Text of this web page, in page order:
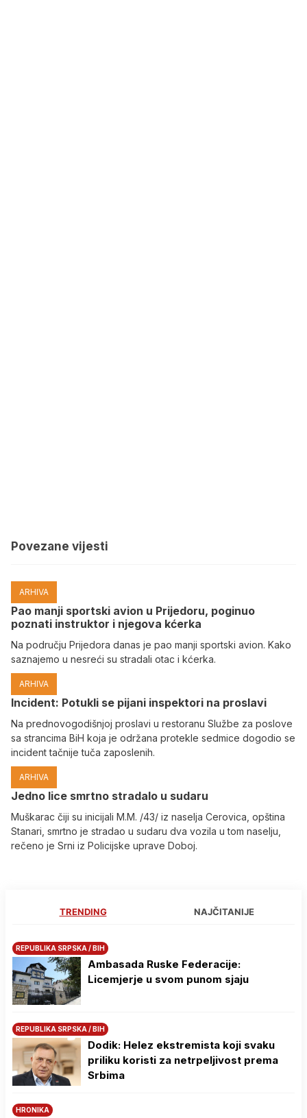
Povezane vijesti
ARHIVA
Pao manji sportski avion u Prijedoru, poginuo
poznati instruktor i njegova kćerka
Na području Prijedora danas je pao manji sportski avion. Kako
saznajemo u nesreći su stradali otac i kćerka.
ARHIVA
Incident: Potukli se pijani inspektori na proslavi
Na prednovogodišnjoj proslavi u restoranu Službe za poslove
sa strancima BiH koja je održana protekle sedmice dogodio se
incident tačnije tuča zaposlenih.
ARHIVA
Јedno lice smrtno stradalo u sudaru
Muškarac čiji su inicijali M.M. /43/ iz naselja Cerovica, opština
Stanari, smrtno je stradao u sudaru dva vozila u tom naselju,
rečeno je Srni iz Policijske uprave Doboj.
TRENDING NAJČITANIJE
REPUBLIKA SRPSKA / BIH
Ambasada Ruske Federacije:
Licemjerje u svom punom sjaju
REPUBLIKA SRPSKA / BIH
Dodik: Helez ekstremista koji svaku
priliku koristi za netrpeljivost prema
Srbima
HRONIKA